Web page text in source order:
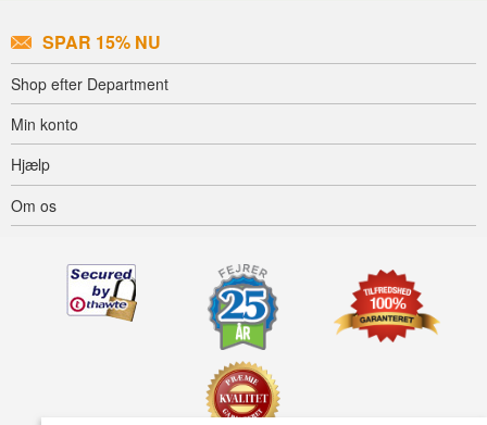
SPAR 15% NU
Shop efter Department
Min konto
Hjælp
Om os